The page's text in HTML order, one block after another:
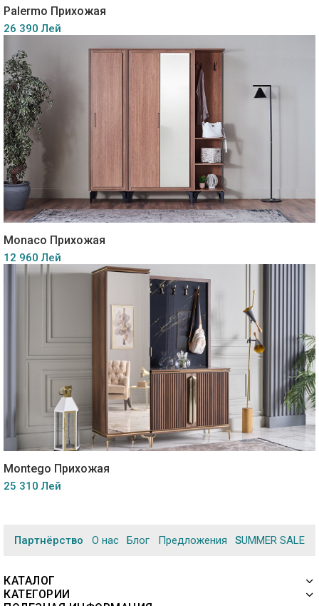
Palermo Прихожая
26 390 Лей
Monaco Прихожая
12 960 Лей
Montego Прихожая
25 310 Лей
Партнёрство О нас Блог Предложения SUMMER SALE
КАТАЛОГ
КАТЕГОРИИ